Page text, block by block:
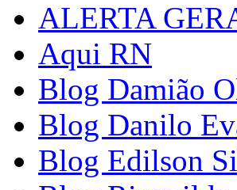
ALERTA
Aqui RN
Blog Damião
Blog Danilo
Blog Edilson